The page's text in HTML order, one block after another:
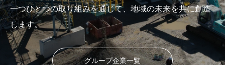
一つひとつの取り組みを通じて、地域の未来を共に創造
します。
グループ企業一覧